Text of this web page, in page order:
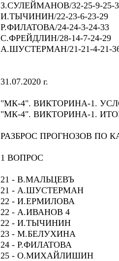
З.СУЛЕЙМАНОВ/32-25-9-25-
И.ТЫЧИНИН/22-23-6-23-29
Р.ФИЛАТОВА/24-24-3-24-33
С.ФРЕЙДЛИН/28-14-7-24-29
А.ШУСТЕРМАН/21-21-4-21-
31.07.2020 г.
"МК-4". ВИКТОРИНА-1.
"МК-4". ВИКТОРИНА-1.
РАЗБРОС ПРОГНОЗОВ ПО
1 ВОПРОС
21 - В.МАЛЬЦЕВЪ
21 - А.ШУСТЕРМАН
22 - И.ЕРМИЛОВА
22 - А.ИВАНОВ 4
22 - И.ТЫЧИНИН
23 - М.БЕЛУХИНА
24 - Р.ФИЛАТОВА
25 - О.МИХАЙЛИШИН